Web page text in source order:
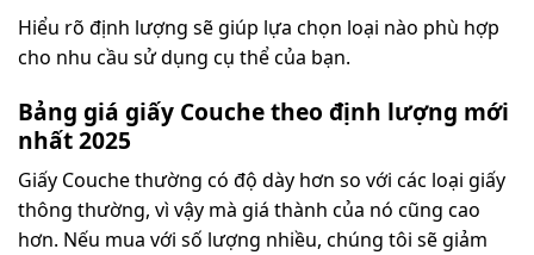
Hiểu rõ định lượng sẽ giúp lựa chọn loại nào phù hợp
cho nhu cầu sử dụng cụ thể của bạn.
Bảng giá giấy Couche theo định lượng mới
nhất 2025
Giấy Couche thường có độ dày hơn so với các loại giấy
thông thường, vì vậy mà giá thành của nó cũng cao
hơn. Nếu mua với số lượng nhiều, chúng tôi sẽ giảm